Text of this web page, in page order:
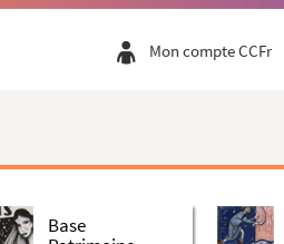
Mon compte CCFr
Base